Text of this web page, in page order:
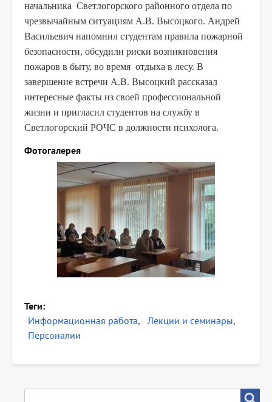
начальника Светлогорского районного отдела по
чрезвычайным ситуациям А.В. Высоцкого. Андрей
Васильевич напомнил студентам правила пожарной
безопасности, обсудили риски возникновения
пожаров в быту, во время отдыха в лесу. В
завершение встречи А.В. Высоцкий рассказал
интересные факты из своей профессиональной
жизни и пригласил студентов на службу в
Светлогорский РОЧС в должности психолога.
Фотогалерея
Теги
Информационная работа
Лекции и семинары
Персоналии